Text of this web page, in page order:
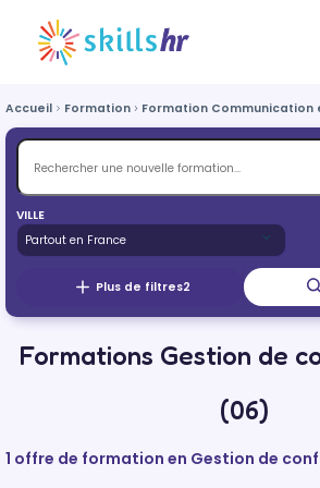
Accueil Formation Formation
VILLE
Plus de filtres2
Formations Gestion de
(06)
1 offre de formation en Gestion de